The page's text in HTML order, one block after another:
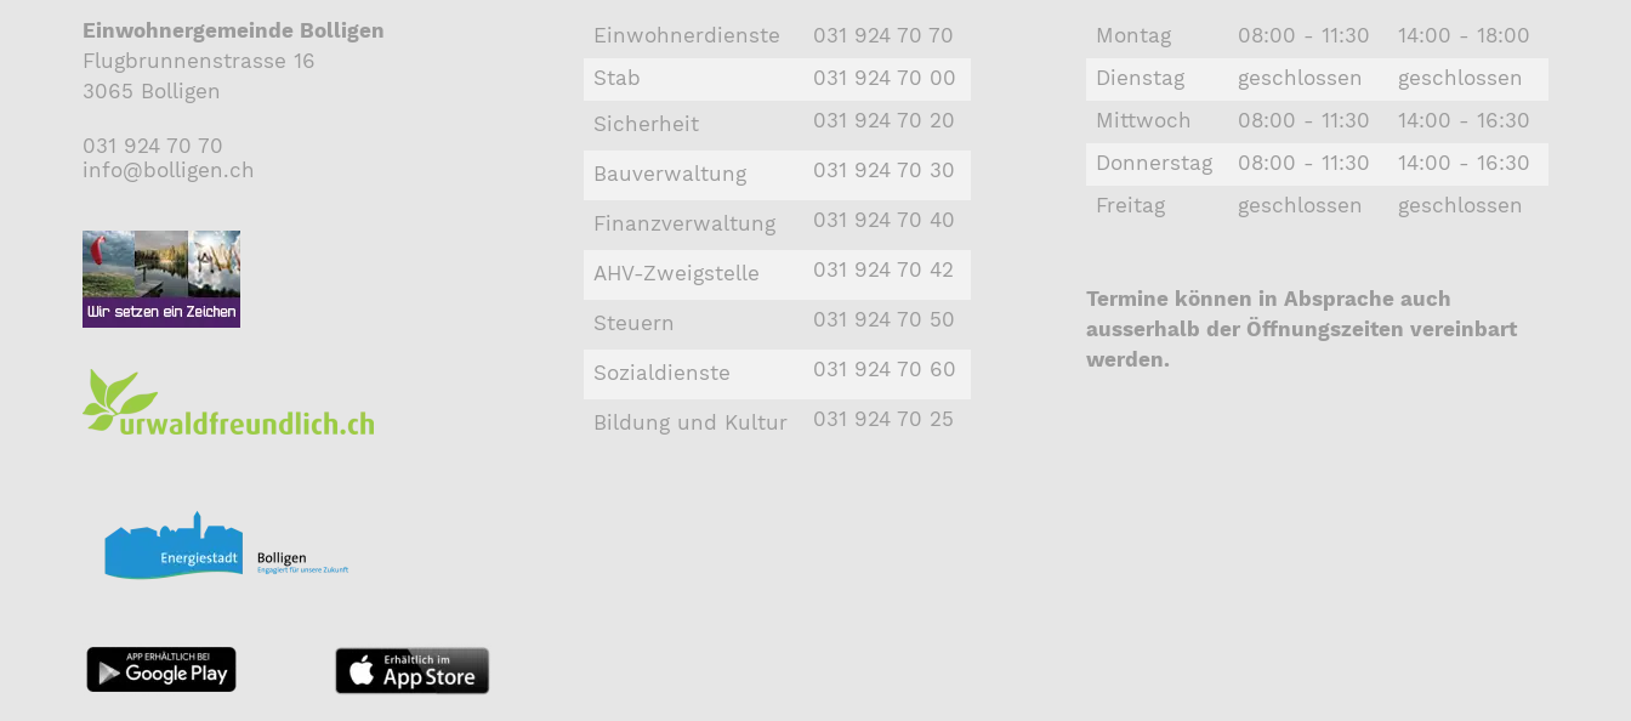
Einwohnergemeinde Bolligen
Flugbrunnenstrasse 16
3065 Bolligen
031 924 70 70
nf
b ll g n ch
Einwohnerdienste
031 924 70 70
Stab
031 924 70 00
Sicherheit
031 924 70 20
Bauverwaltung 031 924 70 30
Finanzverwaltung 031 924 70 40
AHV-Zweigstelle 031 924 70 42
Steuern 031 924 70 50
Sozialdienste 031 924 70 60
Bildung und Kultur 031 924 70 25
Montag 08:00 - 11:30
14:00 - 18:00
Dienstag
geschlossen
geschlossen
Mittwoch
08:00 - 11:30
14:00 - 16:30
Donnerstag
08:00 - 11:30
14:00 - 16:30
Freitag
geschlossen geschlossen
Termine können in Absprache auch
ausserhalb der Öffnungszeiten vereinbart
werden.